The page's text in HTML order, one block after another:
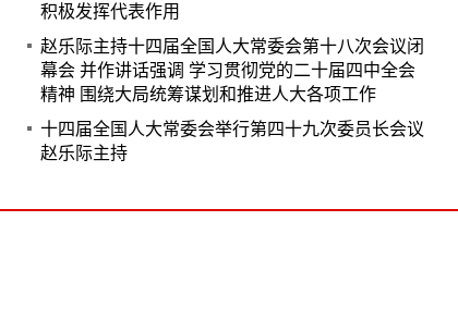
积极发挥代表作用
赵乐际主持十四届全国人大常委会第十八次会议闭
幕会 并作讲话强调 学习贯彻党的二十届四中全会
精神 围绕大局统筹谋划和推进人大各项工作
十四届全国人大常委会举行第四十九次委员长会议
赵乐际主持